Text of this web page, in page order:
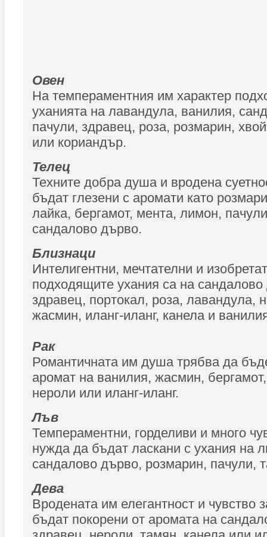
Овен
На темпераментния им характер
уханията на лавандула, ванилия,
пачули, здравец, роза, розмарин,
или кориандър.
Телец
Техните добра душа и вродена
бъдат глезени с аромати като
лайка, бергамот, мента, лимон,
сандалово дърво.
Близнаци
Интелигентни, мечтателни и
подходящите ухания са на сандалово
здравец, портокал, роза, лавандула,
жасмин, иланг-иланг, канела и
Рак
Романтичната им душа трябва да
аромат на ванилия, жасмин,
нероли или иланг-иланг.
Лъв
Темпераментни, горделиви и много
нужда да бъдат ласкани с ухания на
сандалово дърво, розмарин, пачули,
Дева
Вродената им елегантност и чувство
бъдат покорени от аромата на